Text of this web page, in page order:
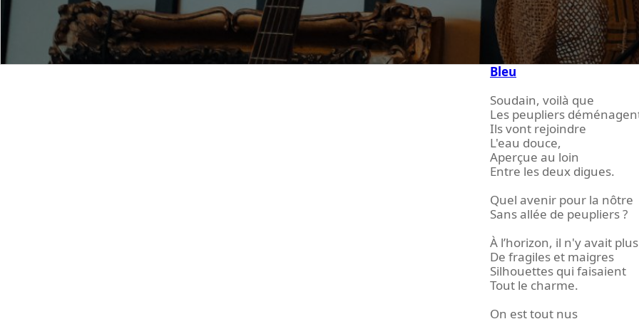
Bleu
Soudain, voilà que
Les peupliers
Ils vont rejoindre
L'eau douce,
Aperçue au loin
Entre les deux digues.
Quel avenir pour la nôtre
Sans allée de peupliers ?
À l’horizon, il n'y avait plus
De fragiles et maigres
Silhouettes qui faisaient
Tout le charme.
On est tout nus